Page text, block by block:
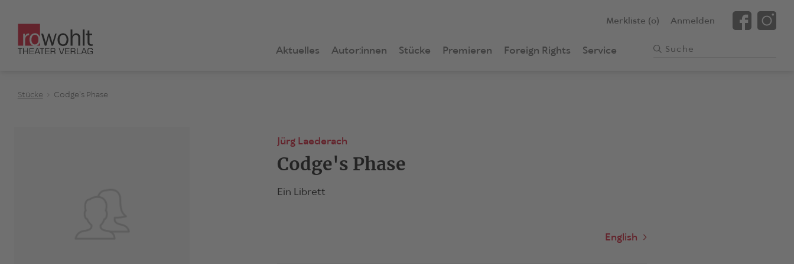
Merkliste (0) Anmelden
Aktuelles Autor:innen Stücke Premieren Foreign Rights Service
Stücke Codge's Phase
Jürg Laederach
Codge's Phase
Ein Librett
English